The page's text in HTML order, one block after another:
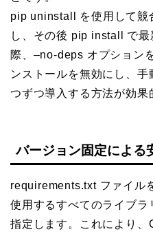
pip uninstall を使用して競
し、その後 pip install で
際、–no-deps オプション
ンストールを無効にし、
つずつ導入する方法が効果
バージョン固定による
requirements.txt ファイル
使用するすべてのライブラ
指定します。これにより